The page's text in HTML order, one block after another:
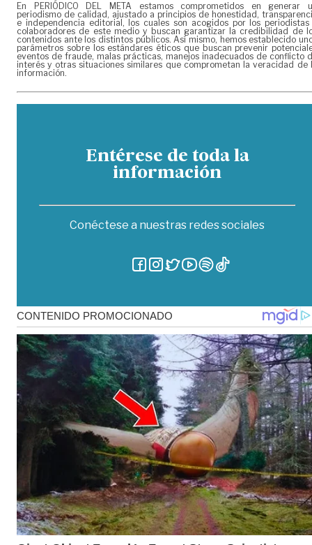
En PERIÓDICO DEL META estamos comprometidos en generar
periodismo de calidad, ajustado a principios de honestidad,
e independencia editorial, los cuales son acogidos por los periodistas
colaboradores de este medio y buscan garantizar la credibilidad de
contenidos ante los distintos públicos. Así mismo, hemos establecido
parámetros sobre los estándares éticos que buscan prevenir
eventos de fraude, malas prácticas, manejos inadecuados de conflicto
interés y otras situaciones similares que comprometan la veracidad de
información.
Entérese de toda la
información
Conéctese a nuestras redes sociales